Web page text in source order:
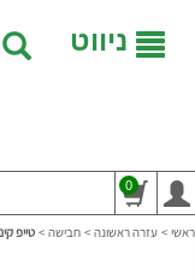
ניווט
0
ראשי > עזרה ראשונה > חבישה > טייפ